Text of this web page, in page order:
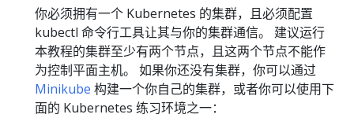
你必须拥有一个 Kubernetes 的集群，且必须配置
kubectl 命令行工具让其与你的集群通信。 建议运行
本教程的集群至少有两个节点，且这两个节点不能作
为控制平面主机。 如果你还没有集群，你可以通过
Minikube 构建一个你自己的集群，或者你可以使用下
面的 Kubernetes 练习环境之一：